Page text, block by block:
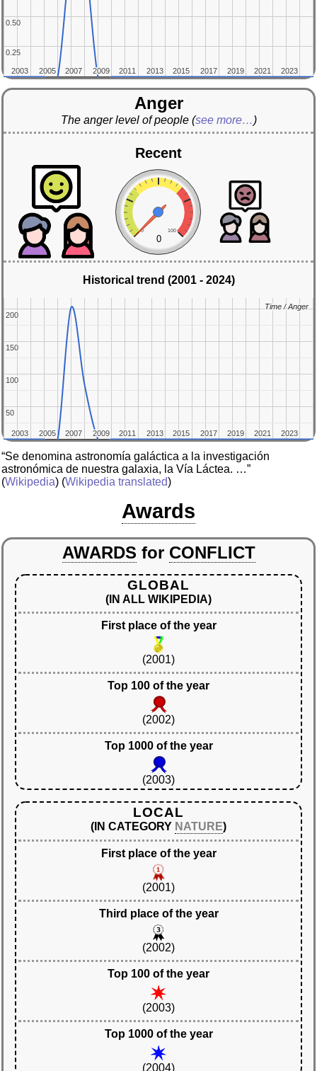
2003
2003 2005
2005 2007
2007 2009
2009 2011
2011 2013
2013 2015
2015 2017
2017 2019
2019 2021
2021 2023
2023
0.25
0.25
0.50
0.50
Anger
The anger level of people (see more…)
Recent
0 100
0
Historical trend (2001 - 2024)
2003
2003 2005
2005 2007
2007 2009
2009 2011
2011 2013
2013 2015
2015 2017
2017 2019
2019 2021
2021 2023
2023
50
50
100
100
150
150
200
200
Time / Anger
Time / Anger
“Se denomina astronomía galáctica a la investigación
astronómica de nuestra galaxia, la Vía Láctea. …”
(Wikipedia) (Wikipedia translated)
Awards
AWARDS for CONFLICT
GLOBAL
(IN ALL WIKIPEDIA)
First place of the year
(2001)
Top 100 of the year
(2002)
Top 1000 of the year
(2003)
LOCAL
(IN CATEGORY NATURE)
First place of the year
(2001)
Third place of the year
(2002)
Top 100 of the year
(2003)
Top 1000 of the year
(2004)